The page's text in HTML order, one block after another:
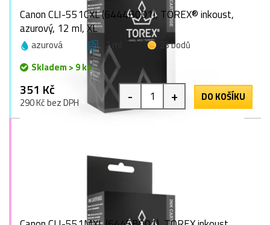
Canon CLI-551CXL (6444B001), TOREX® inkoust,
azurový, 12 ml, XL
azurová 12 ml
23 bodů
Skladem > 9 ks
351 Kč
290 Kč bez DPH - + DO KOŠÍKU